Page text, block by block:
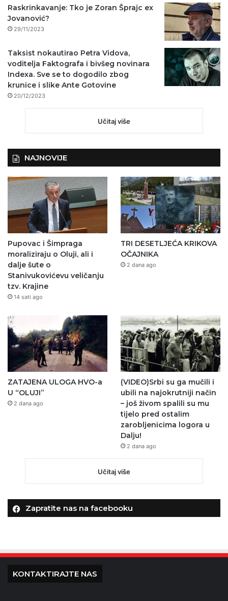
Raskrinkavanje: Tko je Zoran Šprajc ex
Jovanović?
29/11/2023
Taksist nokautirao Petra Vidova,
voditelja Faktografa i bivšeg novinara
Indexa. Sve se to dogodilo zbog
krunice i slike Ante Gotovine
20/12/2023
Učitaj više
NAJNOVIJE
Pupovac i Šimpraga
moraliziraju o Oluji, ali i
dalje šute o
Stanivukovićevu veličanju
tzv. Krajine
14 sati ago
TRI DESETLJEĆA KRIKOVA
OČAJNIKA
2 dana ago
ZATAJENA ULOGA HVO-a
U “OLUJI”
2 dana ago
(VIDEO)Srbi su ga mučili i
ubili na najokrutniji način
– još živom spalili su mu
tijelo pred ostalim
zarobljenicima logora u
Dalju!
2 dana ago
Učitaj više
Zapratite nas na facebooku
KONTAKTIRAJTE NAS